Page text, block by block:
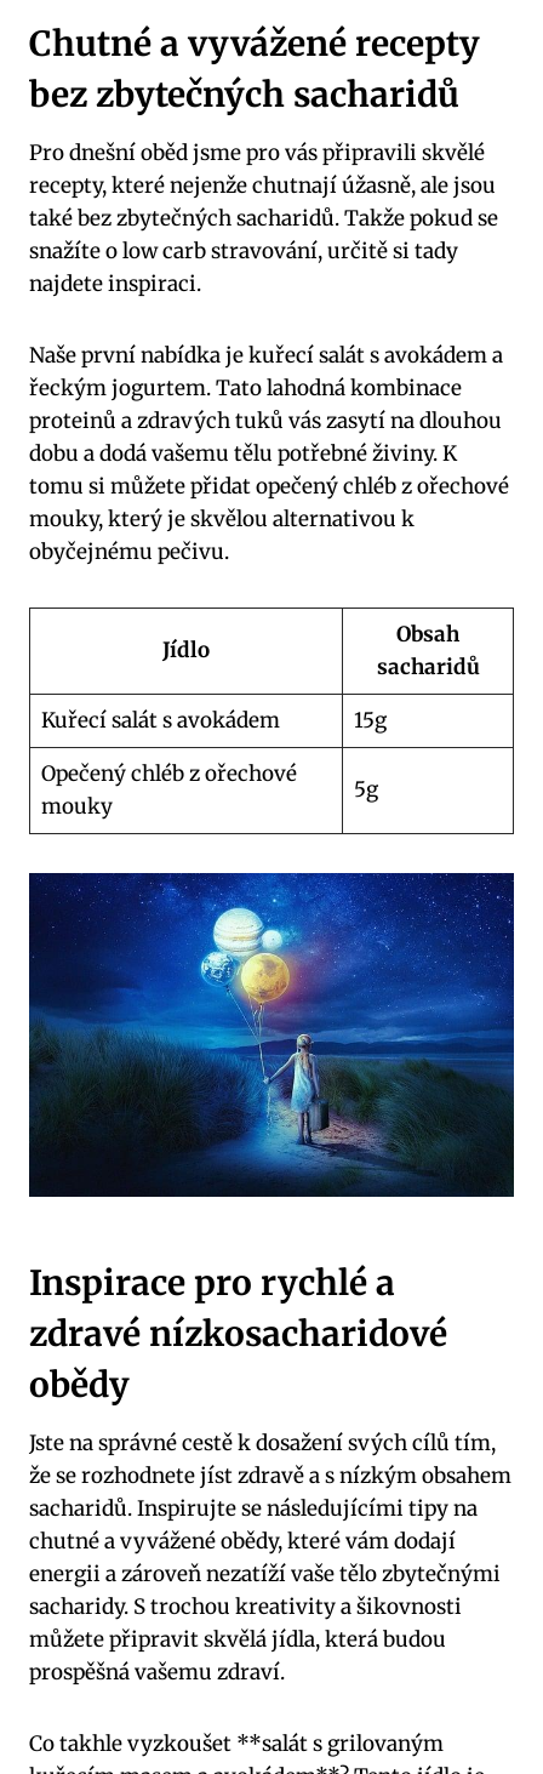
Chutné⁤ a vyvážené recepty⁢
bez zbytečných ⁣sacharidů
Pro dnešní⁣ oběd jsme pro vás připravili skvělé
recepty, které ​nejenže ‍chutnají úžasně, ale jsou
také⁣ bez zbytečných sacharidů. ​Takže pokud se
snažíte ⁤o low carb ⁤stravování, určitě si tady
najdete inspiraci.
Naše⁢ první ​nabídka je kuřecí salát ⁤s avokádem a
řeckým jogurtem. Tato⁣ lahodná ⁢kombinace
proteinů a ⁤zdravých⁢ tuků⁢ vás zasytí na dlouhou
dobu ‌a dodá vašemu tělu potřebné ⁢živiny. K
tomu​ si můžete přidat opečený chléb z‍ ořechové
mouky, který je skvělou alternativou k
obyčejnému pečivu.
Jídlo
Obsah
sacharidů
Kuřecí ‍salát s avokádem
15g
Opečený chléb z ořechové
mouky
5g
Inspirace⁢ pro rychlé a
zdravé‍ nízkosacharidové
obědy
Jste na správné cestě k dosažení svých ⁢cílů tím,
že se rozhodnete jíst zdravě a s nízkým obsahem
sacharidů. Inspirujte se následujícími tipy na
chutné ⁣a⁣ vyvážené obědy, které ⁢vám dodají⁢
energii a zároveň nezatíží vaše tělo zbytečnými
sacharidy. S trochou kreativity a šikovnosti
můžete připravit skvělá jídla, ‌která budou
prospěšná vašemu zdraví.
Co takhle vyzkoušet **salát⁤ s grilovaným